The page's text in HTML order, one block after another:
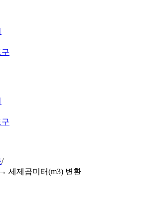
/
세제곱미터(m3) 변환